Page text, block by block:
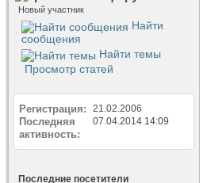
Новый участник
Найти
сообщения
Найти темы
Просмотр статей
Регистрация 21.02.2006
Последняя
активность
07.04.2014 14:09
Последние посетители